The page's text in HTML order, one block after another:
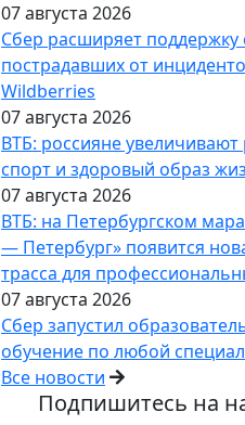
07 августа 2026
Сбер расширяет поддержку
пострадавших от
Wildberries
07 августа 2026
ВТБ: россияне увеличивают
спорт и здоровый образ
07 августа 2026
ВТБ: на Петербургском
— Петербург» появится
трасса для
07 августа 2026
Сбер запустил
обучение по любой
Все новости
Подпишитесь на